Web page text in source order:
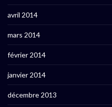
avril 2014
mars 2014
février 2014
janvier 2014
décembre 2013